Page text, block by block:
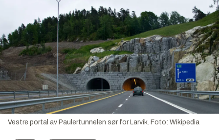
Vestre portal av Paulertunnelen sør for Larvik. Foto: Wikipedia